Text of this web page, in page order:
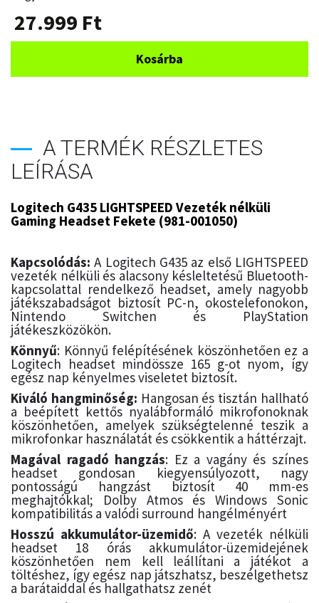
27.999 Ft
Kosárba
A TERMÉK RÉSZLETES
LEÍRÁSA
Logitech G435 LIGHTSPEED Vezeték nélküli
Gaming Headset Fekete (981-001050)
Kapcsolódás: A Logitech G435 az első LIGHTSPEED
vezeték nélküli és alacsony késleltetésű Bluetooth-
kapcsolattal rendelkező headset, amely nagyobb
játékszabadságot biztosít PC-n, okostelefonokon,
Nintendo Switchen és PlayStation
játékeszközökön.
Könnyű: Könnyű felépítésének köszönhetően ez a
Logitech headset mindössze 165 g-ot nyom, így
egész nap kényelmes viseletet biztosít.
Kiváló hangminőség: Hangosan és tisztán hallható
a beépített kettős nyalábformáló mikrofonoknak
köszönhetően, amelyek szükségtelenné teszik a
mikrofonkar használatát és csökkentik a háttérzajt.
Magával ragadó hangzás: Ez a vagány és színes
headset gondosan kiegyensúlyozott, nagy
pontosságú hangzást biztosít 40 mm-es
meghajtókkal; Dolby Atmos és Windows Sonic
kompatibilitás a valódi surround hangélményért
Hosszú akkumulátor-üzemidő: A vezeték nélküli
headset 18 órás akkumulátor-üzemidejének
köszönhetően nem kell leállítani a játékot a
töltéshez, így egész nap játszhatsz, beszélgethetsz
a barátaiddal és hallgathatsz zenét